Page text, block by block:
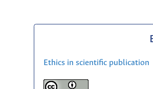
Ethics in scientific publication